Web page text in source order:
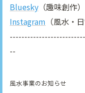
Bluesky （趣味創作）
Instagram （風水・日
--
風水事業のお知らせ